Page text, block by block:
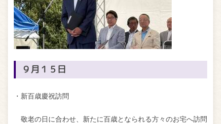
９月１５日
・新百歳慶祝訪問
敬老の日に合わせ、新たに百歳となられる方々のお宅へ訪問